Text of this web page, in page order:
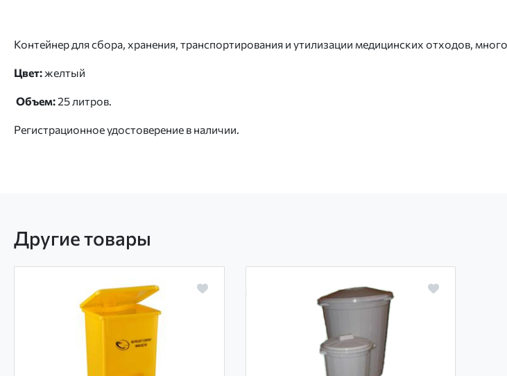
Контейнер для сбора, хранения, транспортирования и утилизации медицинских отходов,
Цвет:желтый
Объем:25 литров.
Регистрационное удостоверение в наличии.
Другие товары